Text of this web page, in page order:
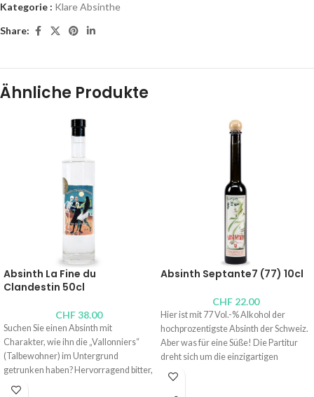
Kategorie : Klare Absinthe
Share:
Ähnliche Produkte
Absinth La Fine du
Clandestin 50cl
CHF38.00
Suchen Sie einen Absinth mit
Charakter, wie ihn die „Vallonniers“
(Talbewohner) im Untergrund
getrunken haben? Hervorragend bitter,
bemerkenswert pflanzlich? Verpassen
Absinth Septante7 (77) 10cl
CHF22.00
Hier ist mit 77 Vol.-% Alkohol der
hochprozentigste Absinth der Schweiz.
Aber was für eine Süße! Die Partitur
dreht sich um die einzigartigen
Aromen des Wermutkrauts aus dem